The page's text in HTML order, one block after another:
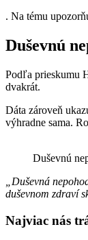
. Na tému
Duševnú
Podľa prieskumu
dvakrát.
Dáta zároveň
výhradne sama.
Duševnú
„Duševná
duševnom zdraví
Najviac nás